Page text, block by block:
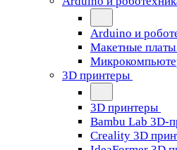
Arduino и
Макетные
3D принтеры
3D принтеры
Bambu Lab 3D-
Creality 3D